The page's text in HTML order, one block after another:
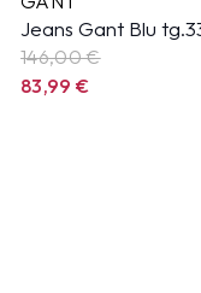
Jeans Gant Blu
146,00 €
83,99€